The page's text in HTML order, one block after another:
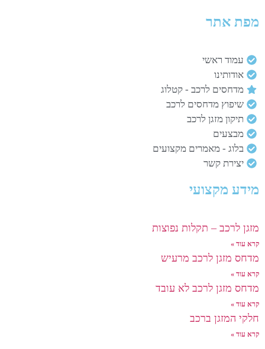
מפת אתר
עמוד ראשי
אודותינו
מדחסים לרכב - קטלוג
שיפוץ מדחסים לרכב
תיקון מזגן לרכב
מבצעים
בלוג - מאמרים מקצועים
יצירת קשר
מידע מקצועי
מזגן לרכב – תקלות נפוצות
קרא עוד »
מדחס מזגן לרכב מרעיש
קרא עוד »
מדחס מזגן לרכב לא עובד
קרא עוד »
חלקי המזגן ברכב
קרא עוד »